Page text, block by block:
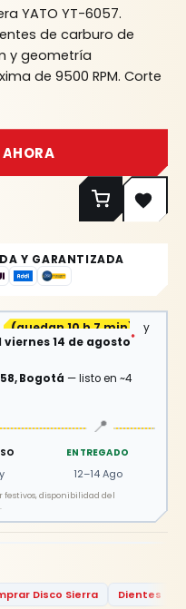
YATO YT-6057.
de carburo de
y geometría
de 9500 RPM. Corte
AHORA
Disco Sierra Dientes
Y GARANTIZADA
(quedan 10 h 7 min)
y
viernes 14 de agosto*
Bogotá — listo en ~4
📍
ENTREGADO
12–14 Ago
festivos, disponibilidad del